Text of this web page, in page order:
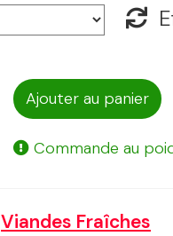
Ajouter au panier
Commande au
Viandes Fraîches